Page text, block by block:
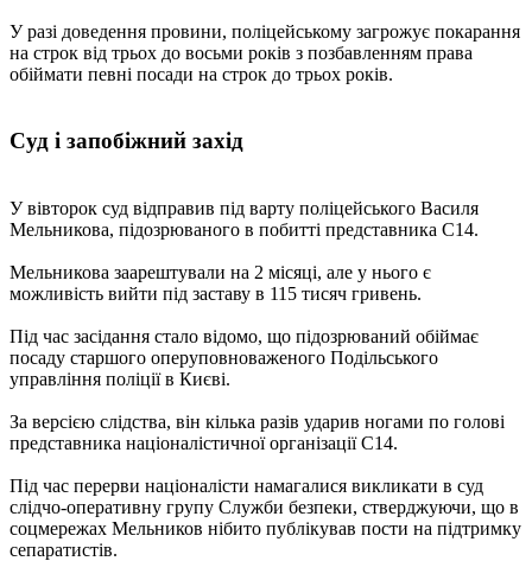
У разі доведення провини, поліцейському загрожує покарання
на строк від трьох до восьми років з позбавленням права
обіймати певні посади на строк до трьох років.
Суд і запобіжний захід
У вівторок суд відправив під варту поліцейського Василя
Мельникова, підозрюваного в побитті представника С14.
Мельникова заарештували на 2 місяці, але у нього є
можливість вийти під заставу в 115 тисяч гривень.
Під час засідання стало відомо, що підозрюваний обіймає
посаду старшого оперуповноваженого Подільського
управління поліції в Києві.
За версією слідства, він кілька разів ударив ногами по голові
представника націоналістичної організації С14.
Під час перерви націоналісти намагалися викликати в суд
слідчо-оперативну групу Служби безпеки, стверджуючи, що в
соцмережах Мельников нібито публікував пости на підтримку
сепаратистів.